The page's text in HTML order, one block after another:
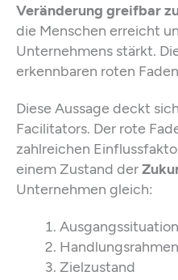
Veränderung greifbar
die Menschen erreicht
Unternehmens stärkt.
erkennbaren roten
Diese Aussage deckt
Facilitators. Der rote
zahlreichen
einem Zustand der
Unternehmen gleich:
Ausgangssituation
Handlungsrahmen
Zielzustand